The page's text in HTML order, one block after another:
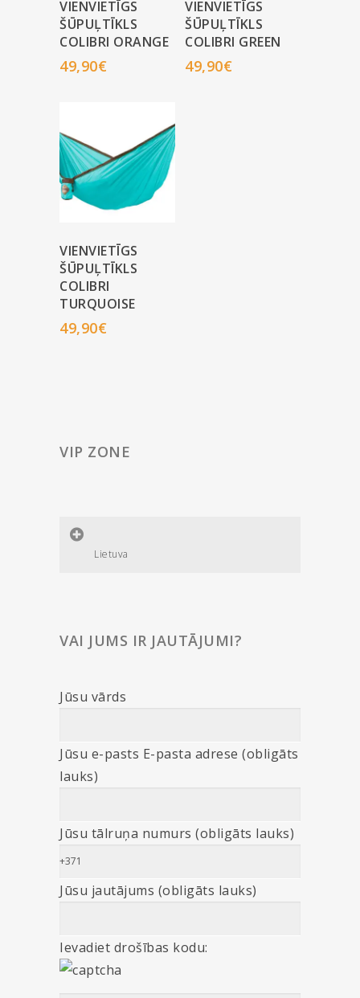
VIENVIETĪGS
ŠŪPUĻTĪKLS
COLIBRI ORANGE
49,90€
VIENVIETĪGS
ŠŪPUĻTĪKLS
COLIBRI GREEN
49,90€
VIENVIETĪGS
ŠŪPUĻTĪKLS
COLIBRI
TURQUOISE
49,90€
VIP ZONE
Lietuva
VAI JUMS IR JAUTĀJUMI?
Jūsu vārds
Jūsu e-pasts E-pasta adrese (obligāts
lauks)
Jūsu tālruņa numurs (obligāts lauks)
Jūsu jautājums (obligāts lauks)
Ievadiet drošības kodu: